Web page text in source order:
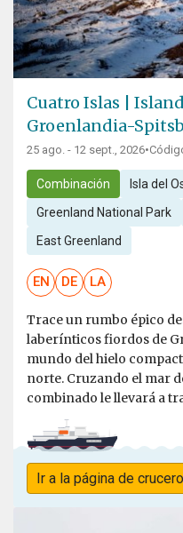
Cuatro Islas |
Groenlandia-
25 ago. - 12 sept., 2026•
Combinación Isla del
Greenland National Park
East Greenland
EN DE LA
Trace un rumbo épico
laberínticos fiordos de
mundo del hielo
norte. Cruzando el mar
combinado le llevará a
Ir a la página de